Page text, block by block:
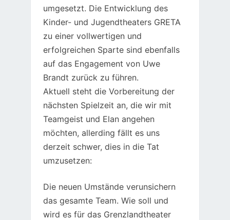
umgesetzt. Die Entwicklung des
Kinder- und Jugendtheaters GRETA
zu einer vollwertigen und
erfolgreichen Sparte sind ebenfalls
auf das Engagement von Uwe
Brandt zurück zu führen.
Aktuell steht die Vorbereitung der
nächsten Spielzeit an, die wir mit
Teamgeist und Elan angehen
möchten, allerding fällt es uns
derzeit schwer, dies in die Tat
umzusetzen:
Die neuen Umstände verunsichern
das gesamte Team. Wie soll und
wird es für das Grenzlandtheater